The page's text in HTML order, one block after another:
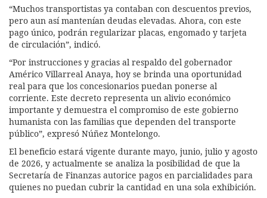
“Muchos transportistas ya contaban con descuentos previos,
pero aun así mantenían deudas elevadas. Ahora, con este
pago único, podrán regularizar placas, engomado y tarjeta
de circulación”, indicó.
“Por instrucciones y gracias al respaldo del gobernador
Américo Villarreal Anaya, hoy se brinda una oportunidad
real para que los concesionarios puedan ponerse al
corriente. Este decreto representa un alivio económico
importante y demuestra el compromiso de este gobierno
humanista con las familias que dependen del transporte
público”, expresó Núñez Montelongo.
El beneficio estará vigente durante mayo, junio, julio y agosto
de 2026, y actualmente se analiza la posibilidad de que la
Secretaría de Finanzas autorice pagos en parcialidades para
quienes no puedan cubrir la cantidad en una sola exhibición.